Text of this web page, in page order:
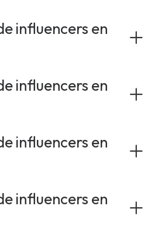
influencers en
influencers en
influencers en
influencers en